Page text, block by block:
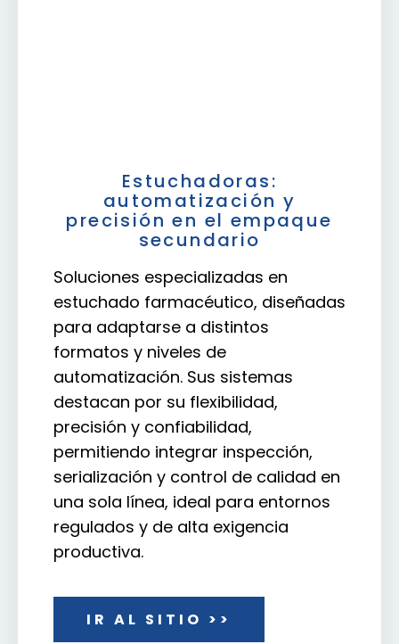
Estuchadoras:
automatización y
precisión en el empaque
secundario
Soluciones especializadas en
estuchado farmacéutico, diseñadas
para adaptarse a distintos
formatos y niveles de
automatización. Sus sistemas
destacan por su flexibilidad,
precisión y confiabilidad,
permitiendo integrar inspección,
serialización y control de calidad en
una sola línea, ideal para entornos
regulados y de alta exigencia
productiva.
IR AL SITIO >>